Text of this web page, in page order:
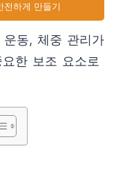
전하게 만들기
동, 체중 관리가
한 보조 요소로